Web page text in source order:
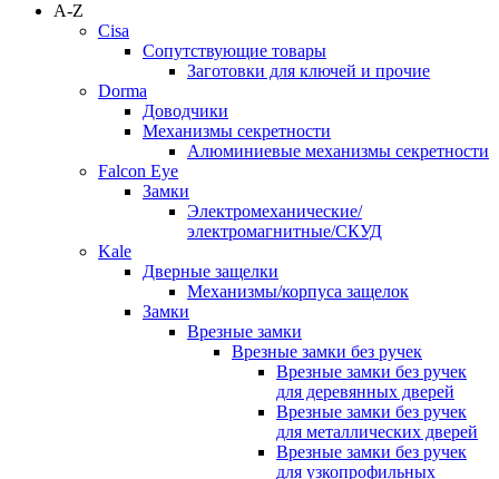
A-Z
Cisa
Сопутствующие товары
Заготовки для ключей и прочие
Dorma
Доводчики
Механизмы секретности
Алюминиевые механизмы секретности
Falcon Eye
Замки
Электромеханические/
электромагнитные/СКУД
Kale
Дверные защелки
Механизмы/корпуса защелок
Замки
Врезные замки
Врезные замки без ручек
Врезные замки без ручек
для деревянных дверей
Врезные замки без ручек
для металлических дверей
Врезные замки без ручек
для узкопрофильных